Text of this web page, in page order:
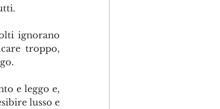
ignorano
troppo,
e leggo e,
lusso e